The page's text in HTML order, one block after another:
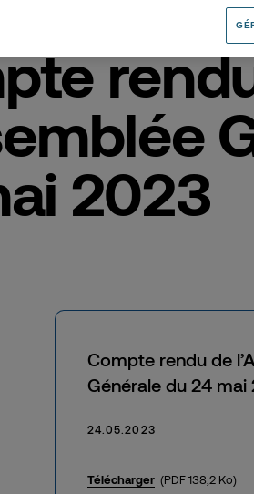
2023
Compte rendu de
Générale du 24 mai
24.05.2023
Télécharger (PDF 138,2 Ko)